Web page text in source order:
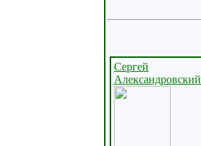
Сергей
Александровский